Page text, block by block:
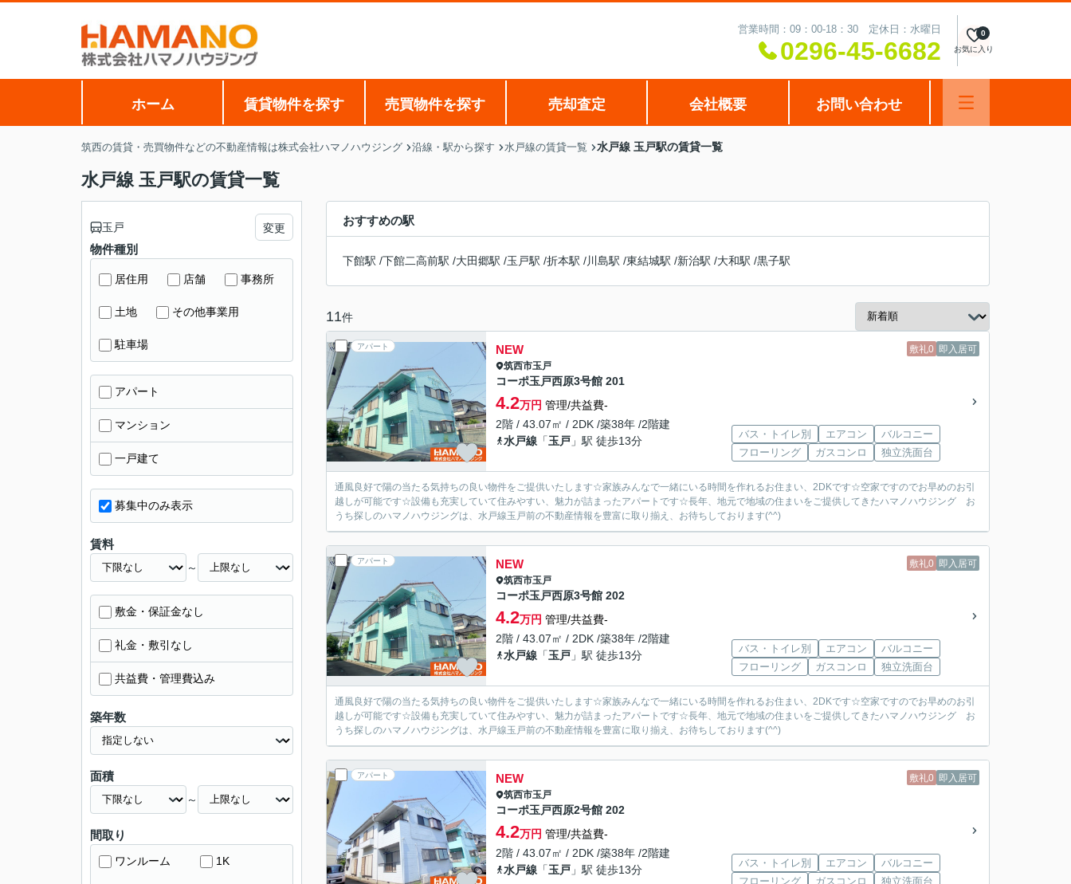
営業時間：09：00-18：30 定休日：水曜日
0296-45-6682 お気に入り
0
ホーム 賃貸物件を探す 売買物件を探す 売却査定 会社概要 お問い合わせ
筑西の賃貸・売買物件などの不動産情報は株式会社ハマノハウジング 沿線・駅から探す 水戸線の賃貸一覧 水戸線 玉戸駅の賃貸一覧
水戸線 玉戸駅の賃貸一覧
おすすめの駅
下館駅 /下館二高前駅 /大田郷駅 /玉戸駅 /折本駅 /川島駅 /東結城駅 /新治駅 /大和駅 /黒子駅
11件
アパート 敷礼0 即入居可
NEW
筑西市玉戸
コーポ玉戸西原3号館 201
4.2万円 管理/共益費-
2階 / 43.07㎡ / 2DK /築38年 /2階建
水戸線 「玉戸 」駅 徒歩13分
バス・トイレ別 エアコン
バルコニー
フローリング
ガスコンロ 独立洗面台
通風良好で陽の当たる気持ちの良い物件をご提供いたします☆家族みんなで一緒にいる時間を作れるお住まい、2DKです☆空家ですのでお早めのお引
越しが可能です☆設備も充実していて住みやすい、魅力が詰まったアパートです☆長年、地元で地域の住まいをご提供してきたハマノハウジング お
うち探しのハマノハウジングは、水戸線玉戸前の不動産情報を豊富に取り揃え、お待ちしております(^^)
アパート 敷礼0 即入居可
NEW
筑西市玉戸
コーポ玉戸西原3号館 202
4.2万円 管理/共益費-
2階 / 43.07㎡ / 2DK /築38年 /2階建
水戸線 「玉戸 」駅 徒歩13分
バス・トイレ別 エアコン
バルコニー
フローリング
ガスコンロ 独立洗面台
通風良好で陽の当たる気持ちの良い物件をご提供いたします☆家族みんなで一緒にいる時間を作れるお住まい、2DKです☆空家ですのでお早めのお引
越しが可能です☆設備も充実していて住みやすい、魅力が詰まったアパートです☆長年、地元で地域の住まいをご提供してきたハマノハウジング お
うち探しのハマノハウジングは、水戸線玉戸前の不動産情報を豊富に取り揃え、お待ちしております(^^)
アパート 敷礼0 即入居可
NEW
筑西市玉戸
コーポ玉戸西原2号館 202
4.2万円 管理/共益費-
2階 / 43.07㎡ / 2DK /築38年 /2階建
水戸線 「玉戸 」駅 徒歩13分
バス・トイレ別 エアコン
バルコニー
フローリング
ガスコンロ 独立洗面台
玉戸 変更
物件種別
居住用 店舗 事務所
土地 その他事業用
駐車場
アパート
マンション
一戸建て
募集中のみ表示
賃料
～
敷金・保証金なし
礼金・敷引なし
共益費・管理費込み
築年数
面積
～
間取り
ワンルーム 1K